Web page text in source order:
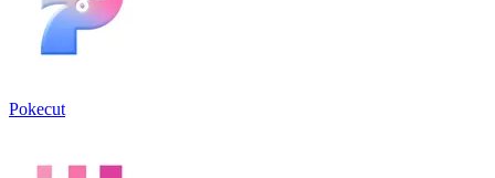
Pokecut